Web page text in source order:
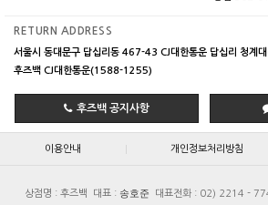
RETURN ADDRESS
서울시 동대문구 답십리동 467-43 CJ대한통운 답십리 청계대
후즈백 CJ대한통운(1588-1255)
후즈백 공지사항
이용안내 개인정보처리방침
상점명 : 후즈백 대표 : 송호준 대표전화 : 02) 2214 -